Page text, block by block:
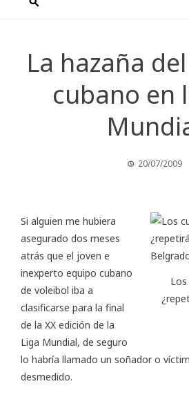
La hazaña
cubano en
20/07/2009
Si alguien me hubiera
asegurado dos meses
atrás que el joven e
inexperto equipo cubano
de voleibol iba a
clasificarse para la final
de la XX edición de la
Liga Mundial, de seguro
lo habría llamado un soñador o
desmedido.